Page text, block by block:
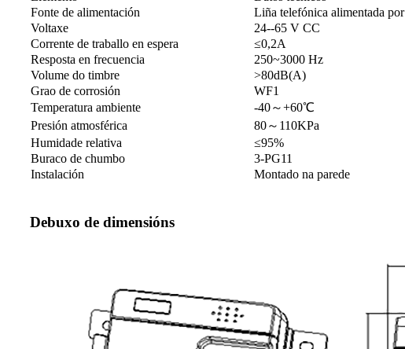
Fonte de alimentación
Liña telefónica alimentada por
Voltaxe
24--65 V CC
Corrente de traballo en espera
≤0,2A
Resposta en frecuencia
250~3000 Hz
Volume do timbre
>80dB(A)
Grao de corrosión
WF1
Temperatura ambiente
-40～+60℃
Presión atmosférica
80～110KPa
Humidade relativa
≤95%
Buraco de chumbo
3-PG11
Instalación
Montado na parede
Debuxo de dimensións